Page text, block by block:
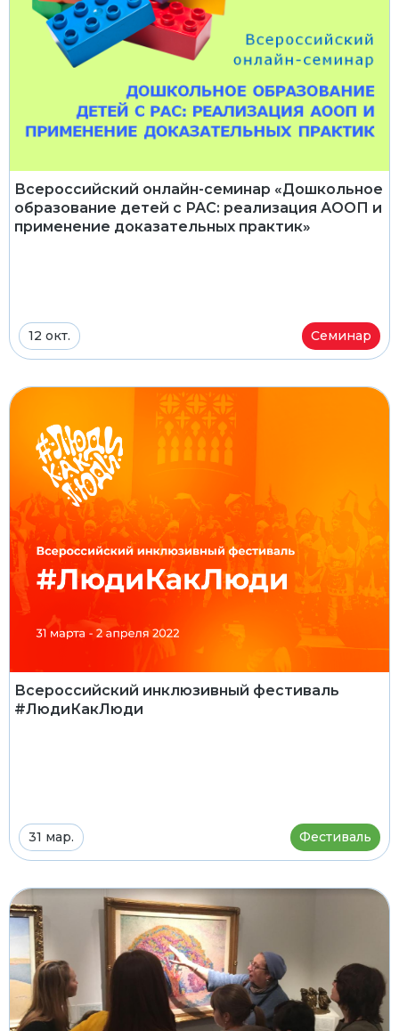
Всероссийский онлайн-семинар «Дошкольное
образование детей с РАС: реализация АООП и
применение доказательных практик»
12 окт. Семинар
Всероссийский инклюзивный фестиваль
#ЛюдиКакЛюди
31 мар. Фестиваль